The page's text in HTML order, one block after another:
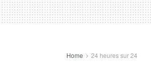
Home 24 heures sur 24